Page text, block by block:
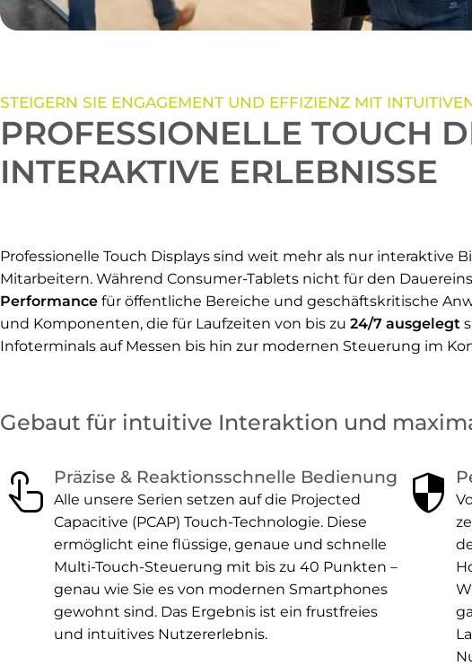
STEIGERN SIE ENGAGEMENT UND EFFIZIENZ MIT
PROFESSIONELLE TOUCH
INTERAKTIVE ERLEBNISSE
Professionelle Touch Displays sind weit mehr als nur
Mitarbeitern. Während Consumer-Tablets nicht für den
Performance für öffentliche Bereiche und geschäftskritische
und Komponenten, die für Laufzeiten von bis zu 24/7 ausgelegt
Infoterminals auf Messen bis hin zur modernen Steuerung im
Gebaut für intuitive Interaktion und
touch_app Präzise & Reaktionsschnelle Bedienung
Alle unsere Serien setzen auf die Projected
Capacitive (PCAP) Touch-Technologie. Diese
ermöglicht eine flüssige, genaue und schnelle
Multi-Touch-Steuerung mit bis zu 40 Punkten –
genau wie Sie es von modernen Smartphones
gewohnt sind. Das Ergebnis ist ein frustfreies
und intuitives Nutzererlebnis.
security